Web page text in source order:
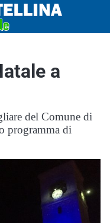
a
del Comune di
programma di